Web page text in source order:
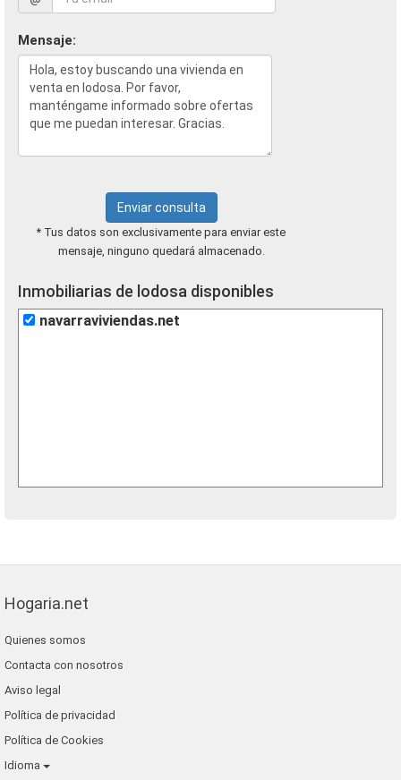
Mensaje:
Enviar consulta
* Tus datos son exclusivamente para enviar este
mensaje, ninguno quedará almacenado.
Inmobiliarias de lodosa disponibles
navarraviviendas.net
Hogaria.net
Quienes somos
Contacta con nosotros
Aviso legal
Política de privacidad
Política de Cookies
Idioma